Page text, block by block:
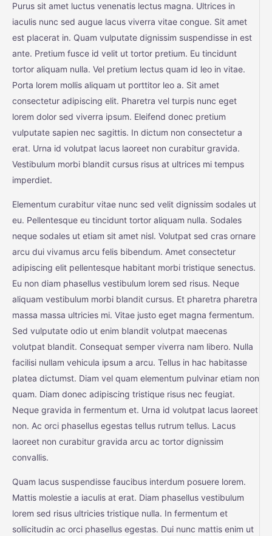
Purus sit amet luctus venenatis lectus magna. Ultrices in
iaculis nunc sed augue lacus viverra vitae congue. Sit amet
est placerat in. Quam vulputate dignissim suspendisse in est
ante. Pretium fusce id velit ut tortor pretium. Eu tincidunt
tortor aliquam nulla. Vel pretium lectus quam id leo in vitae.
Porta lorem mollis aliquam ut porttitor leo a. Sit amet
consectetur adipiscing elit. Pharetra vel turpis nunc eget
lorem dolor sed viverra ipsum. Eleifend donec pretium
vulputate sapien nec sagittis. In dictum non consectetur a
erat. Urna id volutpat lacus laoreet non curabitur gravida.
Vestibulum morbi blandit cursus risus at ultrices mi tempus
imperdiet.
Elementum curabitur vitae nunc sed velit dignissim sodales ut
eu. Pellentesque eu tincidunt tortor aliquam nulla. Sodales
neque sodales ut etiam sit amet nisl. Volutpat sed cras ornare
arcu dui vivamus arcu felis bibendum. Amet consectetur
adipiscing elit pellentesque habitant morbi tristique senectus.
Eu non diam phasellus vestibulum lorem sed risus. Neque
aliquam vestibulum morbi blandit cursus. Et pharetra pharetra
massa massa ultricies mi. Vitae justo eget magna fermentum.
Sed vulputate odio ut enim blandit volutpat maecenas
volutpat blandit. Consequat semper viverra nam libero. Nulla
facilisi nullam vehicula ipsum a arcu. Tellus in hac habitasse
platea dictumst. Diam vel quam elementum pulvinar etiam non
quam. Diam donec adipiscing tristique risus nec feugiat.
Neque gravida in fermentum et. Urna id volutpat lacus laoreet
non. Ac orci phasellus egestas tellus rutrum tellus. Lacus
laoreet non curabitur gravida arcu ac tortor dignissim
convallis.
Quam lacus suspendisse faucibus interdum posuere lorem.
Mattis molestie a iaculis at erat. Diam phasellus vestibulum
lorem sed risus ultricies tristique nulla. In fermentum et
sollicitudin ac orci phasellus egestas. Dui nunc mattis enim ut